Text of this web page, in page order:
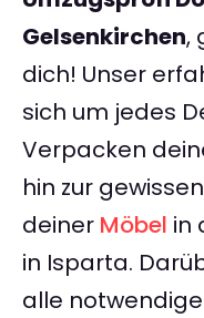
Gelsenkirchen,
dich! Unser
sich um jedes
Verpacken
hin zur
deiner Möbel in
in Isparta.
alle